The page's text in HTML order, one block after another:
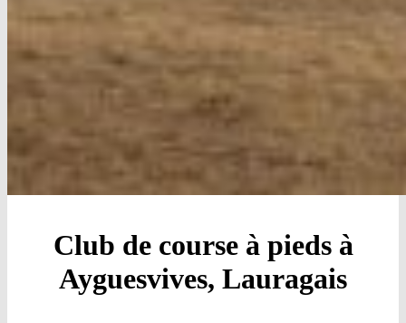
Club de course à pieds à
Ayguesvives, Lauragais